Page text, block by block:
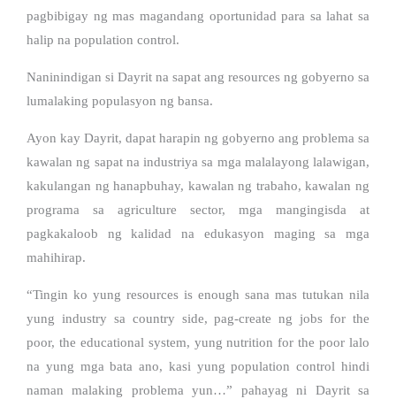
pagbibigay ng mas magandang oportunidad para sa lahat sa
halip na population control.
Naninindigan si Dayrit na sapat ang resources ng gobyerno sa
lumalaking populasyon ng bansa.
Ayon kay Dayrit, dapat harapin ng gobyerno ang problema sa
kawalan ng sapat na industriya sa mga malalayong lalawigan,
kakulangan ng hanapbuhay, kawalan ng trabaho, kawalan ng
programa sa agriculture sector, mga mangingisda at
pagkakaloob ng kalidad na edukasyon maging sa mga
mahihirap.
“Tingin ko yung resources is enough sana mas tutukan nila
yung industry sa country side, pag-create ng jobs for the
poor, the educational system, yung nutrition for the poor lalo
na yung mga bata ano, kasi yung population control hindi
naman malaking problema yun…” pahayag ni Dayrit sa